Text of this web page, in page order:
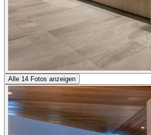
Alle 14 Fotos anzeigen